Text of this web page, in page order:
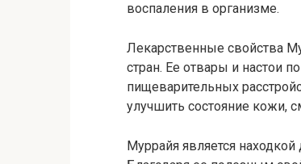
воспаления в организме.
Лекарственные свойства
стран. Ее отвары и настои
пищеварительных
улучшить состояние кожи,
Муррайя является